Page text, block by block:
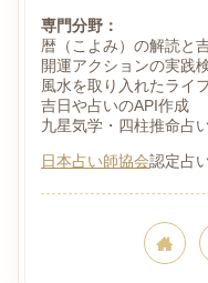
専門分野：
暦（こよみ）の解読と
開運アクションの実践
風水を取り入れたライ
吉日や占いのAPI作成
九星気学・四柱推命占
日本占い師協会認定占